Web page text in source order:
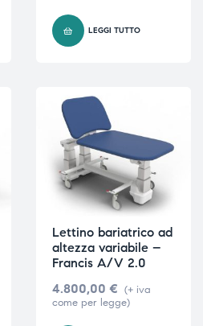
LEGGI TUTTO
Lettino bariatrico ad
altezza variabile –
Francis A/V 2.0
4.800,00 € (+ iva
come per legge)